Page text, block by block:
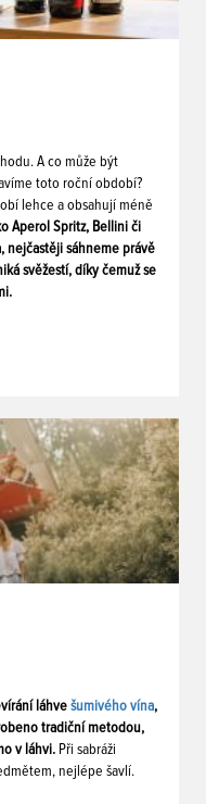
A co může být
toto roční období?
lehce a obsahují méně
Aperol Spritz, Bellini či
nejčastěji sáhneme právě
svěžestí, díky čemuž se
láhve šumivého vína,
tradiční metodou,
v láhvi. Při sabráži
nejlépe šavlí.